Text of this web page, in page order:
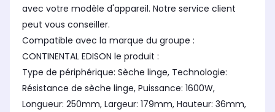
avec votre modèle d'appareil. Notre service client
peut vous conseiller.
Compatible avec la marque du groupe :
CONTINENTAL EDISON le produit :
Type de périphérique: Sèche linge, Technologie:
Résistance de sèche linge, Puissance: 1600W,
Longueur: 250mm, Largeur: 179mm, Hauteur: 36mm,